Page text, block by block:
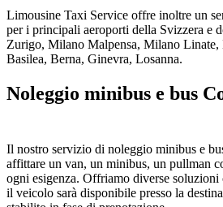
Limousine Taxi Service offre inoltre un
per i principali aeroporti della Svizzera e
Zurigo, Milano Malpensa, Milano Linate,
Basilea, Berna, Ginevra, Losanna.
Noleggio minibus e bus
Il nostro servizio di noleggio minibus e
affittare un van, un minibus, un pullman
ogni esigenza. Offriamo diverse soluzioni
il veicolo sarà disponibile presso la